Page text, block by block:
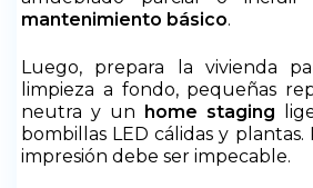
mantenimiento básico.
Luego, prepara la vivienda
limpieza a fondo, pequeñas
neutra y un home staging
bombillas LED cálidas y plantas.
impresión debe ser impecable.